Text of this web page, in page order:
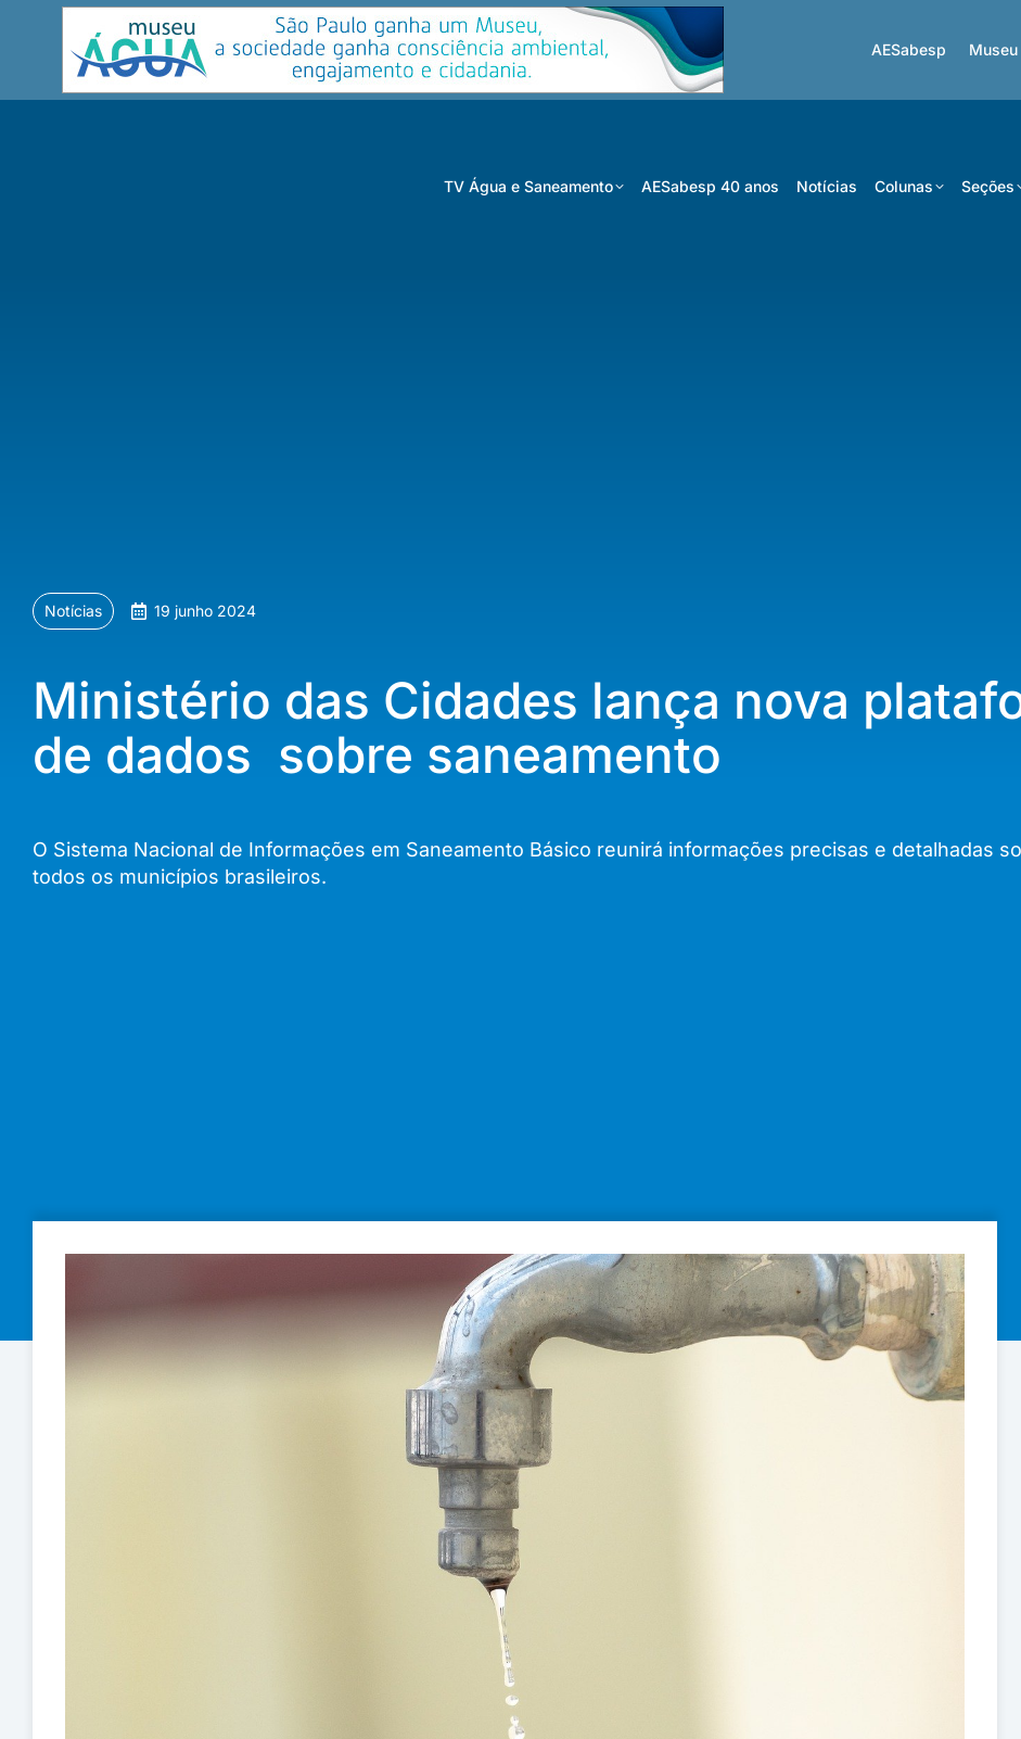
AESabesp
TV Água e Saneamento AESabesp 40 anos Notícias Colunas Seções
Notícias 19 junho 2024
Ministério das Cidades lança nova
de dados sobre saneamento
O Sistema Nacional de Informações em Saneamento Básico reunirá informações precisas e detalhadas
todos os municípios brasileiros.